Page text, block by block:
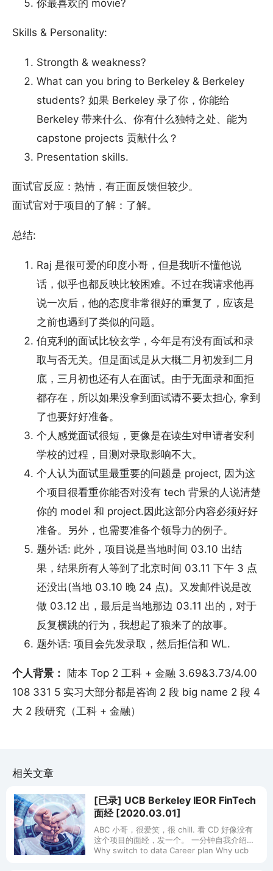
你最喜欢的 movie?
Skills & Personality:
Strongth & weakness?
What can you bring to Berkeley & Berkeley
students? 如果 Berkeley 录了你，你能给
Berkeley 带来什么、你有什么独特之处、能为
capstone projects 贡献什么？
Presentation skills.
面试官反应：热情，有正面反馈但较少。
面试官对于项目的了解：了解。
总结:
Raj 是很可爱的印度小哥，但是我听不懂他说
话，似乎也都反映比较困难。不过在我请求他再
说一次后，他的态度非常很好的重复了，应该是
之前也遇到了类似的问题。
伯克利的面试比较玄学，今年是有没有面试和录
取与否无关。但是面试是从大概二月初发到二月
底，三月初也还有人在面试。由于无面录和面拒
都存在，所以如果没拿到面试请不要太担心, 拿到
了也要好好准备。
个人感觉面试很短，更像是在读生对申请者安利
学校的过程，目测对录取影响不大。
个人认为面试里最重要的问题是 project, 因为这
个项目很看重你能否对没有 tech 背景的人说清楚
你的 model 和 project.因此这部分内容必须好好
准备。另外，也需要准备个领导力的例子。
题外话: 此外，项目说是当地时间 03.10 出结
果，结果所有人等到了北京时间 03.11 下午 3 点
还没出(当地 03.10 晚 24 点)。又发邮件说是改
做 03.12 出，最后是当地那边 03.11 出的，对于
反复横跳的行为，我想起了狼来了的故事。
题外话: 项目会先发录取，然后拒信和 WL.
个人背景：
陆本 Top 2 工科 + 金融 3.69&3.73/4.00
108 331 5 实习大部分都是咨询 2 段 big name 2 段 4
大 2 段研究（工科 + 金融）
相关文章
[已录] UCB Berkeley IEOR FinTech
面经 [2020.03.01]
ABC 小哥，很爱笑，很 chill. 看 CD 好像没有
这个项目的面经，发一个。 一分钟自我介绍
Why switch to data Career plan Why ucb